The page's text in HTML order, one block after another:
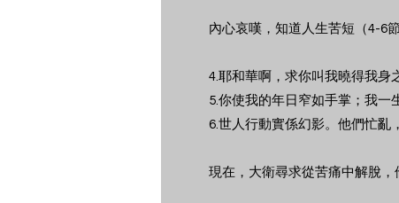
內心哀嘆，知道人生苦短（4-6節
4.耶和華啊，求你叫我曉得我身
5.你使我的年日窄如手掌；我一
6.世人行動實係幻影。他們忙亂
現在，大衛尋求從苦痛中解脫